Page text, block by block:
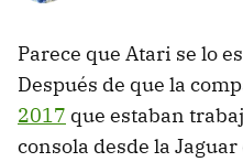
Parece que Atari se lo
Después de que la
2017 que estaban
consola desde la